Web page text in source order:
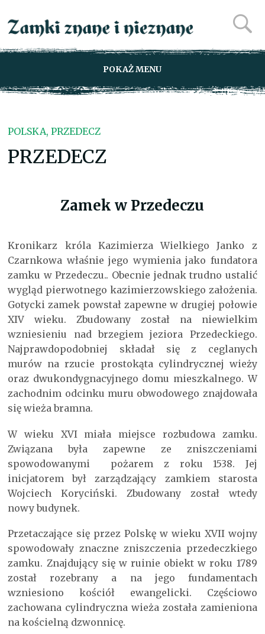
POKAŻ MENU
POLSKA, PRZEDECZ
PRZEDECZ
Zamek w Przedeczu
Kronikarz króla Kazimierza Wielkiego Janko z
Czarnkowa właśnie jego wymienia jako fundatora
zamku w Przedeczu.. Obecnie jednak trudno ustalić
wygląd pierwotnego kazimierzowskiego założenia.
Gotycki zamek powstał zapewne w drugiej połowie
XIV wieku. Zbudowany został na niewielkim
wzniesieniu nad brzegiem jeziora Przedeckiego.
Najprawdopodobniej składał się z ceglanych
murów na rzucie prostokąta cylindrycznej wieży
oraz dwukondygnacyjnego domu mieszkalnego. W
zachodnim odcinku muru obwodowego znajdowała
się wieża bramna.
W wieku XVI miała miejsce rozbudowa zamku.
Związana była zapewne ze zniszczeniami
spowodowanymi pożarem z roku 1538. Jej
inicjatorem był zarządzający zamkiem starosta
Wojciech Koryciński. Zbudowany został wtedy
nowy budynek.
Przetaczające się przez Polskę w wieku XVII wojny
spowodowały znaczne zniszczenia przedeczkiego
zamku. Znajdujący się w ruinie obiekt w roku 1789
został rozebrany a na jego fundamentach
wzniesiono kościół ewangelicki. Częściowo
zachowana cylindryczna wieża została zamieniona
na kościelną dzwonnicę.